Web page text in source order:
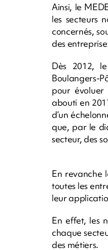
Ainsi, le
les secteurs
concernés,
des
Dès 2012,
Boulangers-
pour évoluer
abouti en
d’un
que, par le
secteur, des
En revanche
toutes les
leur
En effet, les
chaque
des métiers.